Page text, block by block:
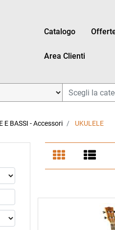
Catalogo
Area Clienti
gli altri filtri
E BASSI - Accessori UKULELE
gli altri filtri